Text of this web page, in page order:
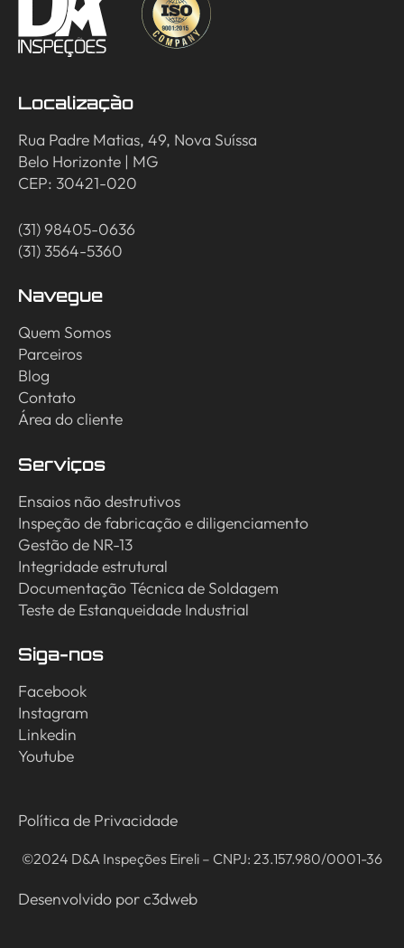
Localização
Rua Padre Matias, 49, Nova Suíssa
Belo Horizonte | MG
CEP: 30421-020
(31) 98405-0636
(31) 3564-5360
Navegue
Quem Somos
Parceiros
Blog
Contato
Área do cliente
Serviços
Ensaios não destrutivos
Inspeção de fabricação e diligenciamento
Gestão de NR-13
Integridade estrutural
Documentação Técnica de Soldagem
Teste de Estanqueidade Industrial
Siga-nos
Facebook
Instagram
Linkedin
Youtube
Política de Privacidade
©2024 D&A Inspeções Eireli – CNPJ: 23.157.980/0001-36
Desenvolvido porc3dweb